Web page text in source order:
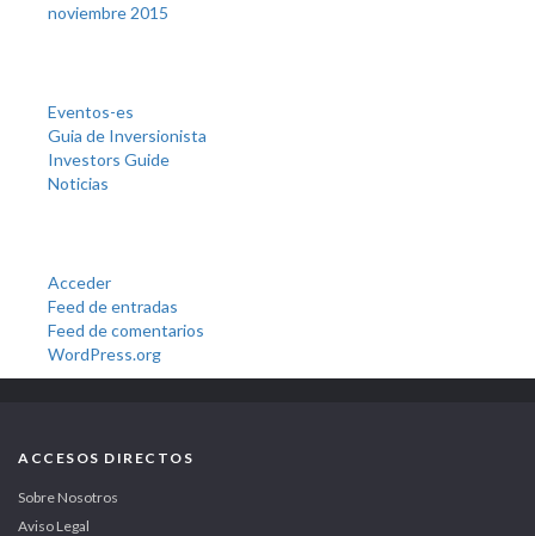
noviembre 2015
Eventos-es
Guia de Inversionista
Investors Guide
Noticias
Acceder
Feed de entradas
Feed de comentarios
WordPress.org
ACCESOS DIRECTOS
Sobre Nosotros
Aviso Legal